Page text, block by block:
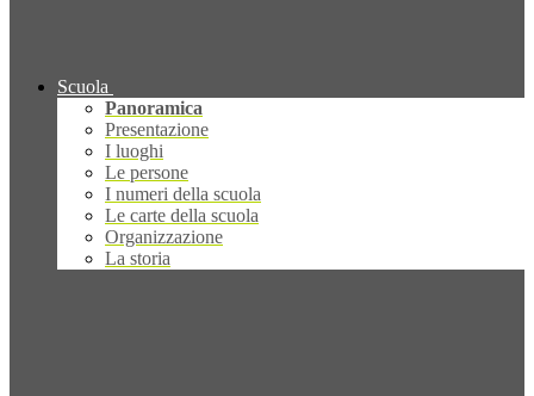
Scuola
Panoramica
Presentazione
I luoghi
Le persone
I numeri della scuola
Le carte della scuola
Organizzazione
La storia